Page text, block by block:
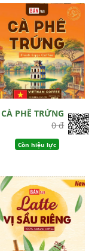
CÀ PHÊ TRỨNG
0 đ
Còn hiệu lực